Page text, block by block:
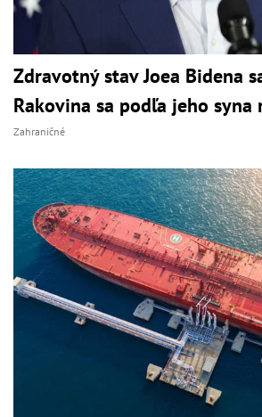
Zdravotný stav Joea Bidena
Rakovina sa podľa jeho syna
Zahraničné